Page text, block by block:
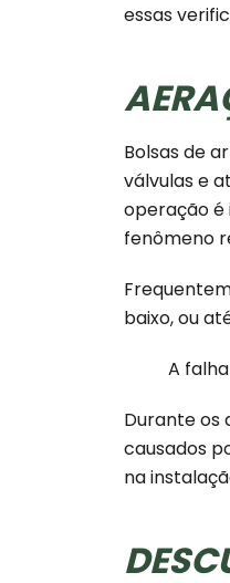
essas
Bolsas de
válvulas e
operação é
fenômeno
baixo, ou
A
Durante os
causados
na